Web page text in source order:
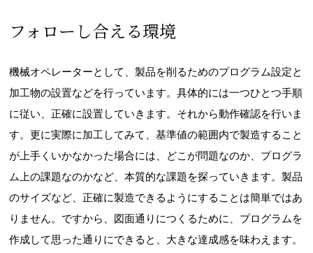
フォローし合える環境
機械オペレーターとして、製品を削るためのプログラム設定と
加工物の設置などを行っています。具体的には一つひとつ手順
に従い、正確に設置していきます。それから動作確認を行いま
す。更に実際に加工してみて、基準値の範囲内で製造すること
が上手くいかなかった場合には、どこが問題なのか、プログラ
ム上の課題なのかなど、本質的な課題を探っていきます。製品
のサイズなど、正確に製造できるようにすることは簡単ではあ
りません。ですから、図面通りにつくるために、プログラムを
作成して思った通りにできると、大きな達成感を味わえます。